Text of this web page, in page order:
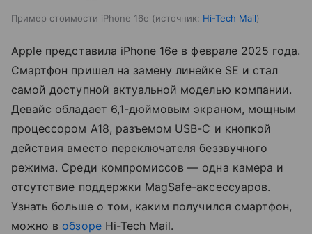
Пример стоимости iPhone 16e источник: Hi-Tech Mail
Apple представила iPhone 16e в феврале 2025 года.
Смартфон пришел на замену линейке SE и стал
самой доступной актуальной моделью компании.
Девайс обладает 6,1-дюймовым экраном, мощным
процессором A18, разъемом USB-C и кнопкой
действия вместо переключателя беззвучного
режима. Среди компромиссов — одна камера и
отсутствие поддержки MagSafe-аксессуаров.
Узнать больше о том, каким получился смартфон,
можно в обзореHi-Tech Mail.